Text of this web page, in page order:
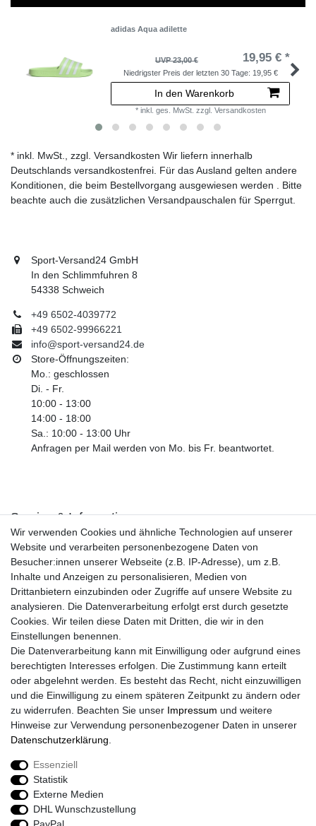
adidas Aqua adilette
UVP 23,00 € 19,95 € *
Niedrigster Preis der letzten 30 Tage: 19,95 €
In den Warenkorb
* inkl. ges. MwSt. zzgl. Versandkosten
* inkl. MwSt., zzgl. Versandkosten Wir liefern innerhalb
Deutschlands versandkostenfrei. Für das Ausland gelten andere
Konditionen, die beim Bestellvorgang ausgewiesen werden . Bitte
beachte auch die zusätzlichen Versandpauschalen für Sperrgut.
Sport-Versand24 GmbH
In den Schlimmfuhren 8
54338 Schweich
+49 6502-4039772
+49 6502-99966221
info@sport-versand24.de
Store-Öffnungszeiten:
Mo.: geschlossen
Di. - Fr.
10:00 - 13:00
14:00 - 18:00
Sa.: 10:00 - 13:00 Uhr
Anfragen per Mail werden von Mo. bis Fr. beantwortet.
Service & Informationen
Kontakt
Retouren
Widerrufsrecht
Widerrufs­formular
Impressum
Daten­schutz­erklärung
AGB
Größentabelle
Kataloge
Barrierefreiheitserklärung
Sicherheitsinformationen
Zahlung und Versand
Wir verwenden Cookies und ähnliche Technologien auf unserer
Website und verarbeiten personenbezogene Daten von
Besucher:innen unserer Webseite (z.B. IP-Adresse), um z.B.
Inhalte und Anzeigen zu personalisieren, Medien von
Drittanbietern einzubinden oder Zugriffe auf unsere Website zu
analysieren. Die Datenverarbeitung erfolgt erst durch gesetzte
Cookies. Wir teilen diese Daten mit Dritten, die wir in den
Einstellungen benennen.
Die Datenverarbeitung kann mit Einwilligung oder aufgrund eines
berechtigten Interesses erfolgen. Die Zustimmung kann erteilt
oder abgelehnt werden. Es besteht das Recht, nicht einzuwilligen
und die Einwilligung zu einem späteren Zeitpunkt zu ändern oder
zu widerrufen. Beachten Sie unser Impressum und weitere
Hinweise zur Verwendung personenbezogener Daten in unserer
Daten­schutz­erklärung
Essenziell
Statistik
Externe Medien
DHL Wunschzustellung